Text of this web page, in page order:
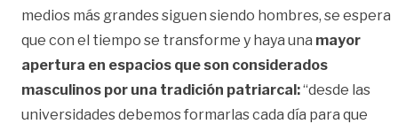
medios más grandes siguen siendo hombres, se espera
que con el tiempo se transforme y haya una mayor
apertura en espacios que son considerados
masculinos por una tradición patriarcal:“desde las
universidades debemos formarlas cada día para que